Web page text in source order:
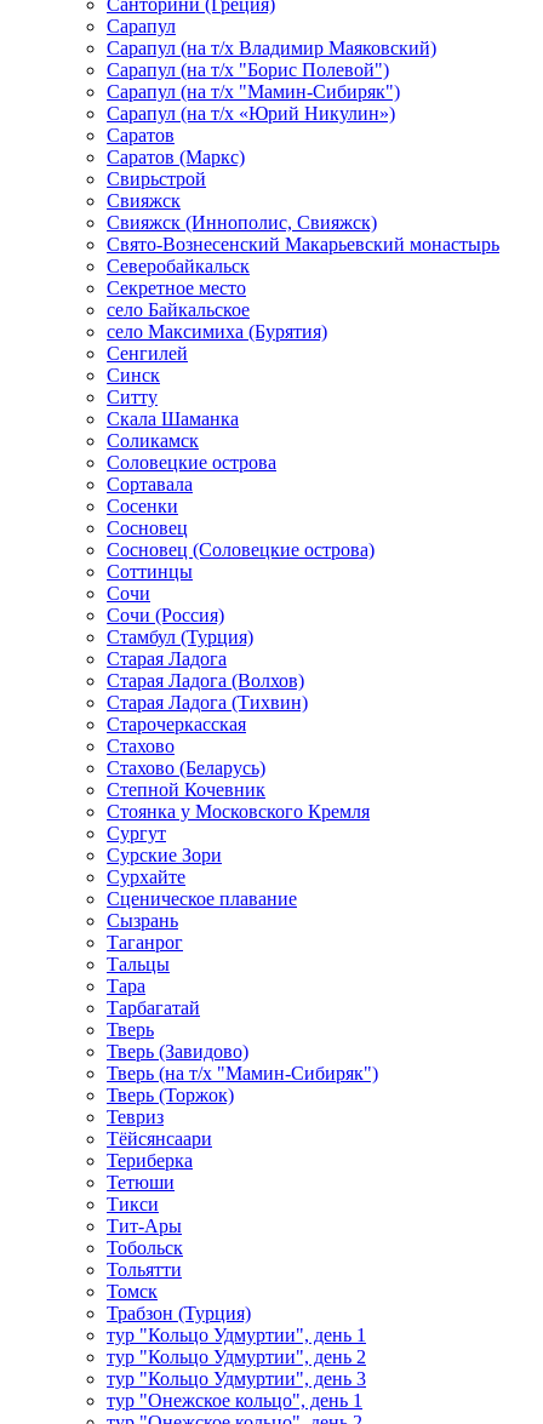
Санторини (Греция)
Сарапул
Сарапул (на т/х Владимир Маяковский)
Сарапул (на т/х "Борис Полевой")
Сарапул (на т/х "Мамин-Сибиряк")
Сарапул (на т/х «Юрий Никулин»)
Саратов
Саратов (Маркс)
Свирьстрой
Свияжск
Свияжск (Иннополис, Свияжск)
Свято-Вознесенский Макарьевский монастырь
Северобайкальск
Секретное место
село Байкальское
село Максимиха (Бурятия)
Сенгилей
Синск
Ситту
Скала Шаманка
Соликамск
Соловецкие острова
Сортавала
Сосенки
Сосновец
Сосновец (Соловецкие острова)
Соттинцы
Сочи
Сочи (Россия)
Стамбул (Турция)
Старая Ладога
Старая Ладога (Волхов)
Старая Ладога (Тихвин)
Старочеркасская
Стахово
Стахово (Беларусь)
Степной Кочевник
Стоянка у Московского Кремля
Сургут
Сурские Зори
Сурхайте
Сценическое плавание
Сызрань
Таганрог
Тальцы
Тара
Тарбагатай
Тверь
Тверь (Завидово)
Тверь (на т/х "Мамин-Сибиряк")
Тверь (Торжок)
Тевриз
Тёйсянсаари
Териберка
Тетюши
Тикси
Тит-Ары
Тобольск
Тольятти
Томск
Трабзон (Турция)
тур "Кольцо Удмуртии", день 1
тур "Кольцо Удмуртии", день 2
тур "Кольцо Удмуртии", день 3
тур "Онежское кольцо", день 1